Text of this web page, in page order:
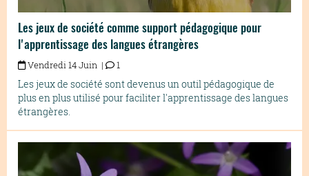
Les jeux de société comme support pédagogique pour
l'apprentissage des langues étrangères
Vendredi 14 Juin | 1
Les jeux de société sont devenus un outil pédagogique de
plus en plus utilisé pour faciliter l'apprentissage des langues
étrangères.